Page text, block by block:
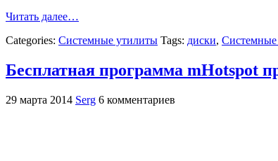
Читать далее…
Categories: Системные утилиты Tags: диски,
Бесплатная программа mHotspot
29 марта 2014 Serg 6 комментариев